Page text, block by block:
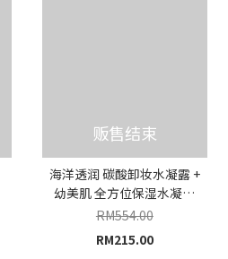
贩售结束
海洋透润 碳酸卸妆水凝露 +
幼美肌 全方位保湿水凝霜
30g x2
RM554.00
RM215.00